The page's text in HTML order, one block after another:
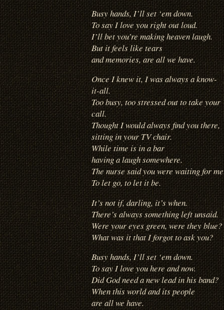
Busy hands, I’ll set ‘em down.
To say I love you right out loud.
I’ll bet you’re making heaven laugh.
But it feels like tears
and memories, are all we have.
Once I knew it, I was always a know-
it-all.
Too busy, too stressed out to take your
call.
Thought I would always find you there,
sitting in your TV chair.
While time is in a bar
having a laugh somewhere.
The nurse said you were waiting for
To let go, to let it be.
It’s not if, darling, it’s when.
There’s always something left unsaid.
Were your eyes green, were they blue?
What was it that I forgot to ask you?
Busy hands, I’ll set ‘em down.
To say I love you here and now.
Did God need a new lead in his band?
When this world and its people
are all we have.